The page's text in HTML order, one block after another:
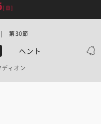
[日]
ヘント
| 第30節
ィオン